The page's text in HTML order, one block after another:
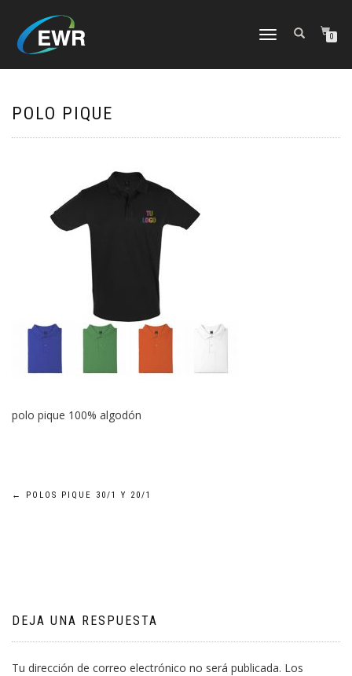
CAMBIAR
0
POLO PIQUE
polo pique 100% algodón
Navegación
← POLOS PIQUE 30/1 Y 20/1
DEJA UNA RESPUESTA
Tu dirección de correo electrónico no será publicada. Los